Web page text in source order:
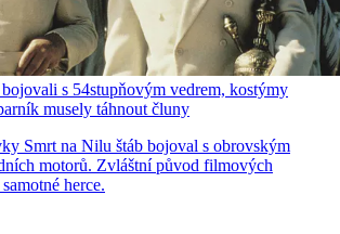
s 54stupňovým vedrem, kostýmy
musely táhnout čluny
Smrt na Nilu štáb bojoval s obrovským
motorů. Zvláštní původ filmových
herce.